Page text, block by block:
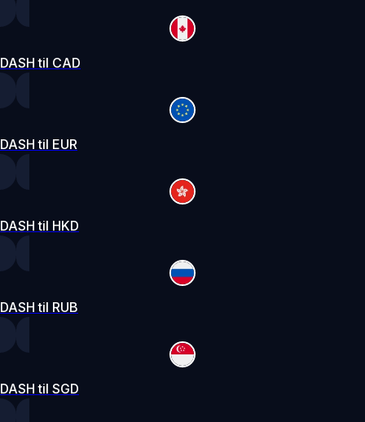
DASH til CAD
DASH til EUR
DASH til HKD
DASH til RUB
DASH til SGD